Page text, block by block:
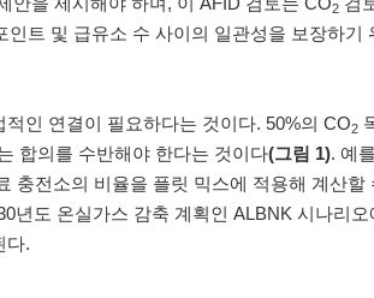
2
인트 및 급유소 수 사이의 일관성을 보장하기
인 연결이 필요하다는 것이다. 50%의 CO2
합의를 수반해야 한다는 것이다(그림 1). 예
충전소의 비율을 플릿 믹스에 적용해 계산할
년도 온실가스 감축 계획인 ALBNK 시나리오
다.